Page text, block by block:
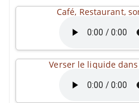
Café, Restaurant,
Verser le liquide